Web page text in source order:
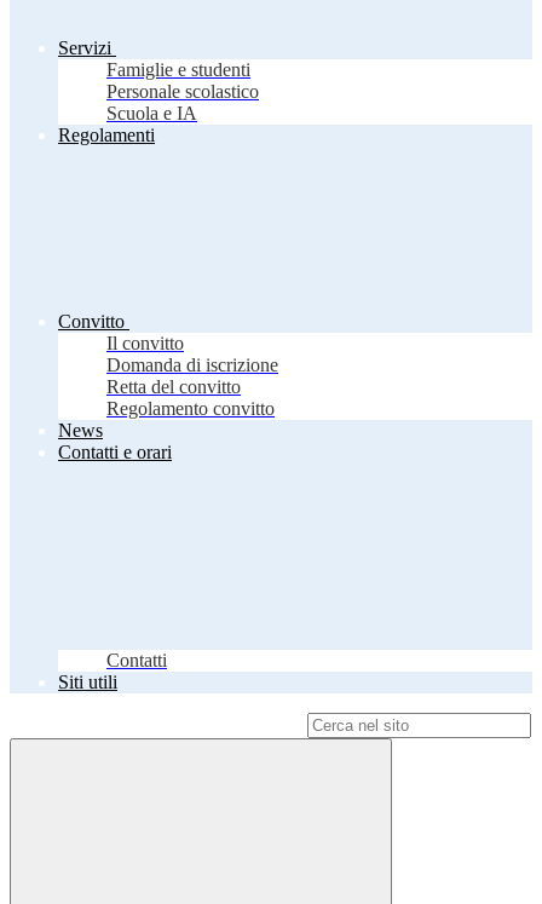
Servizi
Famiglie e studenti
Personale scolastico
Scuola e IA
Regolamenti
Convitto
Il convitto
Domanda di iscrizione
Retta del convitto
Regolamento convitto
News
Contatti e orari
Contatti
Siti utili